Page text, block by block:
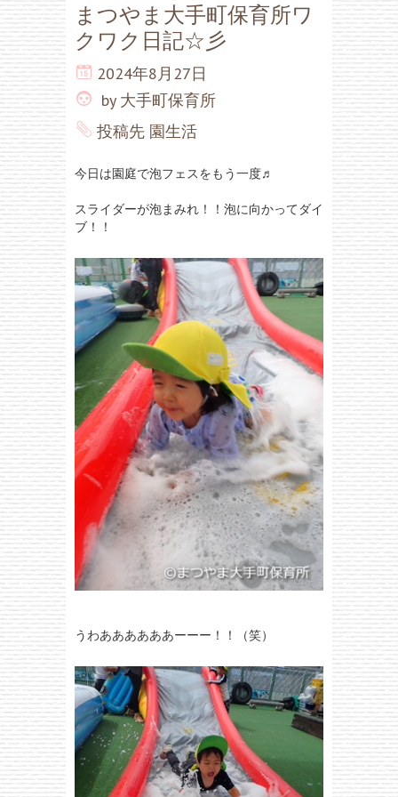
まつやま大手町保育所ワ
クワク日記☆彡
2024年8月27日
by 大手町保育所
投稿先 園生活
今日は園庭で泡フェスをもう一度♬
スライダーが泡まみれ！！泡に向かってダイ
ブ！！
うわああああああーーー！！（笑）